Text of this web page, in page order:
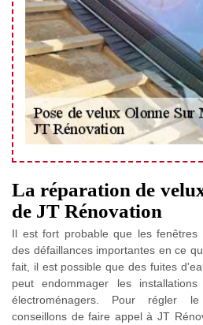
La réparation de
de JT Rénovation
Il est fort probable que les fenêtres
des défaillances importantes en ce
fait, il est possible que des fuites
peut endommager les
électroménagers. Pour régler
conseillons de faire appel à JT